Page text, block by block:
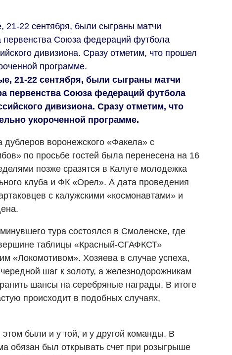
22 сентября, были сыграны матчи
первенства Союза федераций футбола
дивизиона. Сразу отметим, что прошел
программе.
21-22 сентября, были сыграны матчи
первенства Союза федераций футбола
дивизиона. Сразу отметим, что
укороченной программе.
дублеров воронежского «Факела» с
по просьбе гостей была перенесена на 16
позже сразятся в Калуге молодежка
клуба и ФК «Орел». А дата проведения
с калужскими «космонавтами» и
тура состоялся в Смоленске, где
таблицы «Красный-СГАФКСТ»
«Локомотивом». Хозяева в случае успеха,
шаг к золоту, а железнодорожникам
шансы на серебряные награды. В итоге
происходит в подобных случаях,
были и у той, и у другой команды. В
обязан был открывать счет при розыгрыше